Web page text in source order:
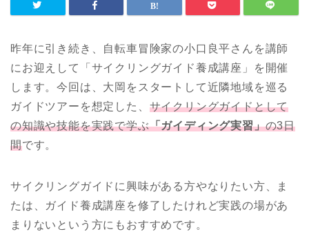
昨年に引き続き、自転車冒険家の小口良平さんを講師
にお迎えして「サイクリングガイド養成講座」を開催
します。今回は、大岡をスタートして近隣地域を巡る
ガイドツアーを想定した、 サイクリングガイドとして
の知識や技能を実践で学ぶ「ガイディング実習」の3日
間です。
サイクリングガイドに興味がある方やなりたい方、ま
たは、ガイド養成講座を修了したけれど実践の場があ
まりないという方にもおすすめです。